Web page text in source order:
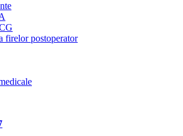
firelor postoperator